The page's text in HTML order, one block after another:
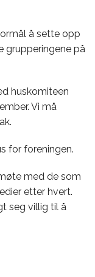
å sette opp
grupperingene på
huskomiteen
Vi må
for foreningen.
med de som
etter hvert.
seg villig til å